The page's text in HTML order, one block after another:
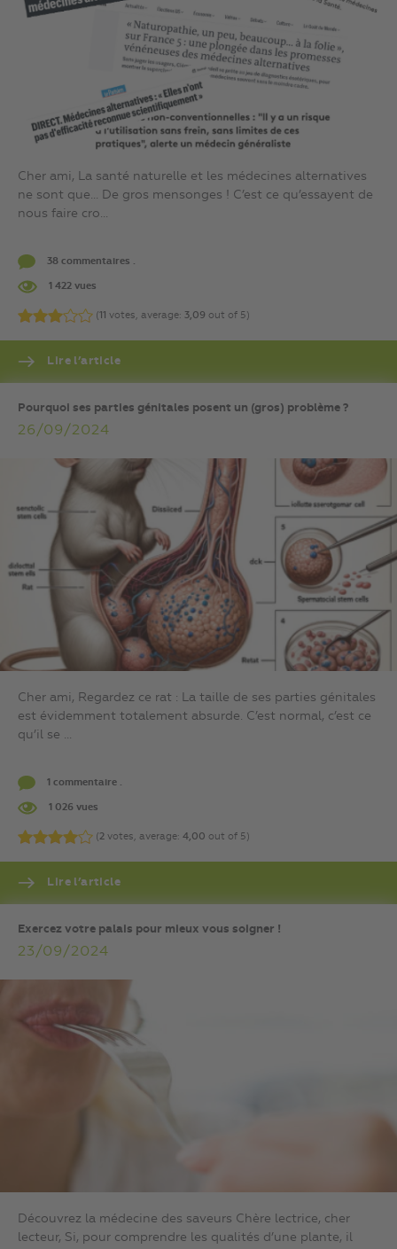
Cher ami, La santé naturelle et les médecines alternatives
ne sont que… De gros mensonges ! C’est ce qu’essayent de
nous faire cro...
38 commentaires .
1 422 vues
(11 votes, average: 3,09 out of 5)
Lire l’article
Pourquoi ses parties génitales posent un (gros) problème ?
26/09/2024
Cher ami, Regardez ce rat : La taille de ses parties génitales
est évidemment totalement absurde. C’est normal, c’est ce
qu’il se ...
1 commentaire .
1 026 vues
(2 votes, average: 4,00 out of 5)
Lire l’article
Exercez votre palais pour mieux vous soigner !
23/09/2024
Découvrez la médecine des saveurs Chère lectrice, cher
lecteur, Si, pour comprendre les qualités d’une plante, il